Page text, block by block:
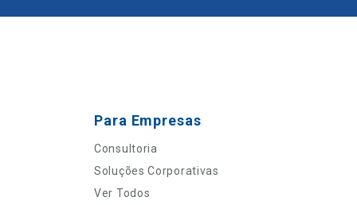
Para Empresas
Consultoria
Soluções Corporativas
Ver Todos